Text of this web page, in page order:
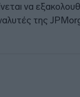
να
της